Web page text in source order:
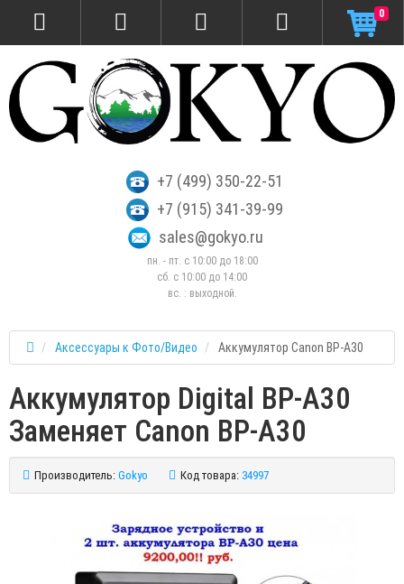
+7 (499) 350-22-51
+7 (915) 341-39-99
sales@gokyo.ru
пн. - пт. с 10:00 до 18:00
сб. c 10:00 до 14:00
вс. : выходной.
0
Аксессуары к Фото/Видео Аккумулятор Canon BP-A30
Аккумулятор Digital BP-A30
Заменяет Canon BP-A30
Производитель: Gokyo Код товара: 34997